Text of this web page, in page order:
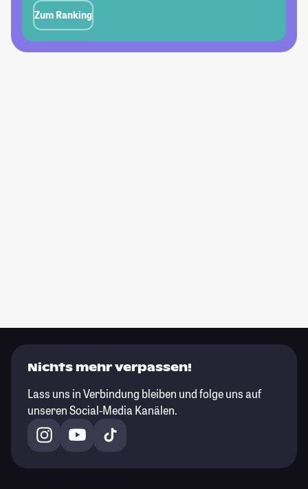
Zum Ranking
Nichts mehr verpassen!
Lass uns in Verbindung bleiben und folge uns auf
unseren Social-Media Kanälen.